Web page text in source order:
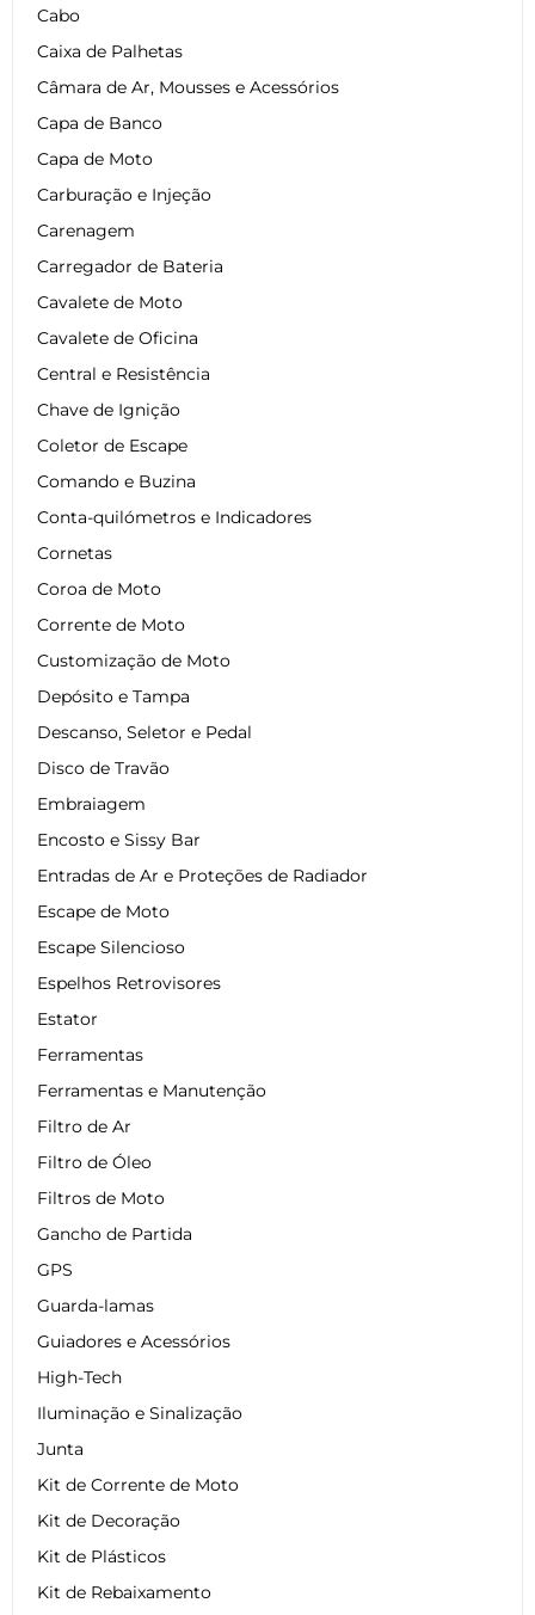
Cabo
Caixa de Palhetas
Câmara de Ar, Mousses e Acessórios
Capa de Banco
Capa de Moto
Carburação e Injeção
Carenagem
Carregador de Bateria
Cavalete de Moto
Cavalete de Oficina
Central e Resistência
Chave de Ignição
Coletor de Escape
Comando e Buzina
Conta-quilómetros e Indicadores
Cornetas
Coroa de Moto
Corrente de Moto
Customização de Moto
Depósito e Tampa
Descanso, Seletor e Pedal
Disco de Travão
Embraiagem
Encosto e Sissy Bar
Entradas de Ar e Proteções de Radiador
Escape de Moto
Escape Silencioso
Espelhos Retrovisores
Estator
Ferramentas
Ferramentas e Manutenção
Filtro de Ar
Filtro de Óleo
Filtros de Moto
Gancho de Partida
GPS
Guarda-lamas
Guiadores e Acessórios
High-Tech
Iluminação e Sinalização
Junta
Kit de Corrente de Moto
Kit de Decoração
Kit de Plásticos
Kit de Rebaixamento